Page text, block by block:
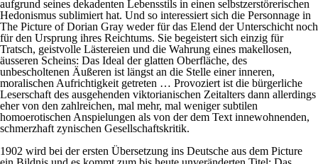
aufgrund seines dekadenten Lebensstils in einen selbstzerstörerischen
Hedonismus sublimiert hat. Und so interessiert sich die Personnage in
The Picture of Dorian Gray weder für das Elend der Unterschicht noch
für den Ursprung ihres Reichtums. Sie begeistert sich einzig für
Tratsch, geistvolle Lästereien und die Wahrung eines makellosen,
äusseren Scheins: Das Ideal der glatten Oberfläche, des
unbescholtenen Äußeren ist längst an die Stelle einer inneren,
moralischen Aufrichtigkeit getreten … Provoziert ist die bürgerliche
Leserschaft des ausgehenden viktorianischen Zeitalters dann allerdings
eher von den zahlreichen, mal mehr, mal weniger subtilen
homoerotischen Anspielungen als von der dem Text innewohnenden,
schmerzhaft zynischen Gesellschaftskritik.
1902 wird bei der ersten Übersetzung ins Deutsche aus dem Picture